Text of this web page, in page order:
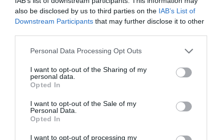
also be disclosed by us to third parties on the IAB’s List of
Downstream Participants that may further disclose it to other
Please note that this website/app uses one or more Google
not limited to your visit or usage behaviour. You may click to
grant or deny consent to Google and its third-party tags to
use your data for below specified purposes in below Google
consent section.
Personal Data Processing Opt Outs
I want to opt-out of the Sharing of my
personal data.
Opted In
I want to opt-out of the Sale of my
Personal Data.
Opted In
I want to opt-out of processing my
Illusztráció
Azzal is rengeteget megtakaríthatunk, ha nem
augusztusban kivett szabadságok egyrészt komoly
árrobbanást, másrészt zsúfoltságot okoznak, ha